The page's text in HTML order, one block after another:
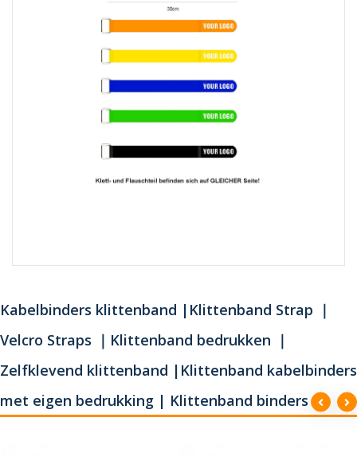
Kabelbinders klittenband |Klittenband Strap ｜
Velcro Straps ｜Klittenband bedrukken ｜
Zelfklevend klittenband |Klittenband kabelbinders
met eigen bedrukking | Klittenband binders